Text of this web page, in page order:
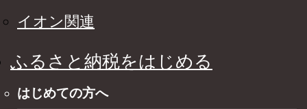
イオン関連
ふるさと納税をはじめる
はじめての方へ